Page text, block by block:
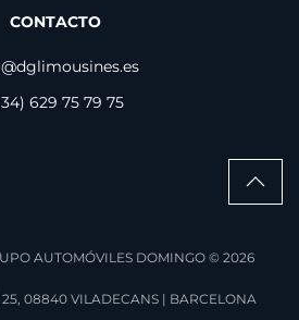
CONTACTO
629 75 79 75
AUTOMÓVILES DOMINGO © 2026
08840 VILADECANS | BARCELONA